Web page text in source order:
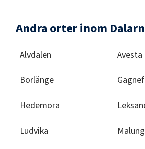
Andra orter inom
Älvdalen Avesta
Borlänge Gagnef
Hedemora
Ludvika